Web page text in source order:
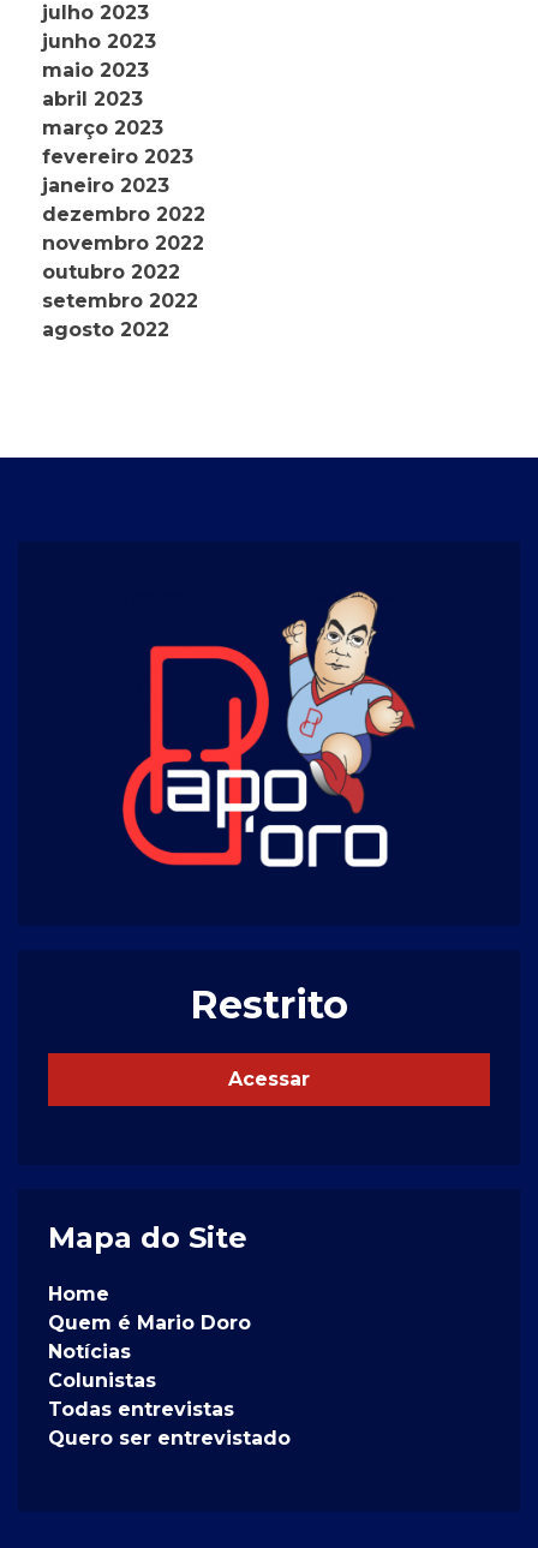
julho 2023
junho 2023
maio 2023
abril 2023
março 2023
fevereiro 2023
janeiro 2023
dezembro 2022
novembro 2022
outubro 2022
setembro 2022
agosto 2022
Restrito
Acessar
Mapa do Site
Home
Quem é Mario Doro
Notícias
Colunistas
Todas entrevistas
Quero ser entrevistado